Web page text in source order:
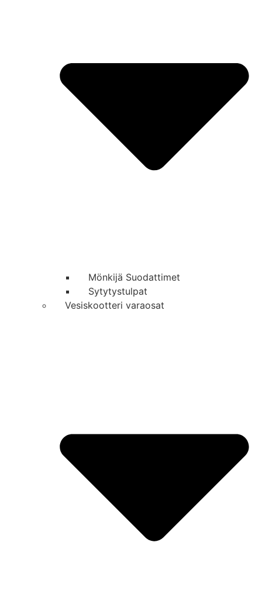
Mönkijä Suodattimet
Sytytystulpat
Vesiskootteri varaosat